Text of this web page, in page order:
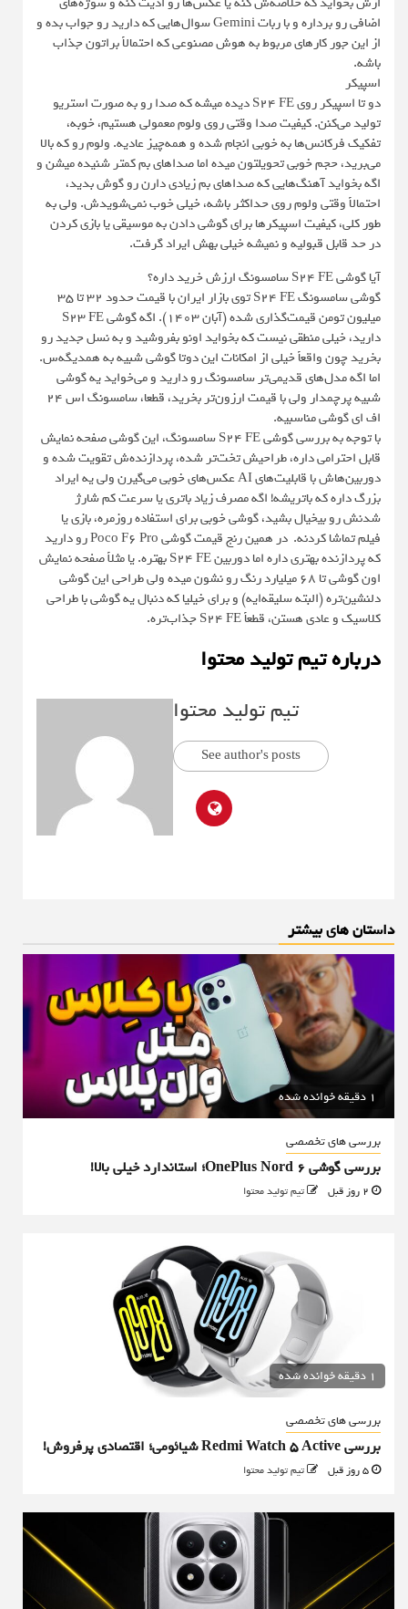
اضافی رو برداره و با ربات Gemini سوال‌هایی که دارید رو جواب بده و
از این جور کارهای مربوط به هوش مصنوعی که احتمالاً براتون جذاب
باشه.
اسپیکر
دو تا اسپیکر روی S24 FE دیده میشه که صدا رو به صورت استریو
تولید می‌کنن. کیفیت صدا وقتی روی ولوم معمولی هستیم، خوبه،
تفکیک فرکانس‌ها به خوبی انجام شده و همه‌چیز عادیه. ولوم رو که بالا
می‌برید، حجم خوبی تحویلتون میده اما صداهای بم کمتر شنیده میشن و
اگه بخواید آهنگ‌هایی که صداهای بم زیادی دارن رو گوش بدید،
احتمالاً وقتی ولوم روی حداکثر باشه، خیلی خوب نمی‌شویدش. ولی به
طور کلی، کیفیت اسپیکرها برای گوشی دادن به موسیقی یا بازی کردن
در حد قابل قبولیه و نمیشه خیلی بهش ایراد گرفت.
آیا گوشی S24 FE سامسونگ ارزش خرید داره؟
گوشی سامسونگ S24 FE توی بازار ایران با قیمت حدود 32 تا 35
میلیون تومن قیمت‌گذاری شده (آبان 1403). اگه گوشی S23 FE
دارید، خیلی منطقی نیست که بخواید اونو بفروشید و به نسل جدید رو
بخرید چون واقعاً خیلی از امکانات این دوتا گوشی شبیه به همدیگه‌س.
اما اگه مدل‌های قدیمی‌تر سامسونگ رو دارید و می‌خواید یه گوشی
شبیه پرچمدار ولی با قیمت ارزون‌تر بخرید، قطعا، سامسونگ اس 24
اف ای گوشی مناسبیه.
با توجه به بررسی گوشی S24 FE سامسونگ، این گوشی صفحه نمایش
قابل احترامی داره، طراحیش تخت‌تر شده، پردازنده‌ش تقویت شده و
دوربین‌هاش با قابلیت‌های AI عکس‌های خوبی می‌گیرن ولی یه ایراد
بزرگ داره که باتریشه! اگه مصرف زیاد باتری یا سرعت کم شارژ
شدنش رو بیخیال بشید، گوشی خوبی برای استفاده روزمره، بازی یا
فیلم تماشا کردنه. در همین رنج قیمت گوشی Poco F6 Pro رو دارید
که پردازنده بهتری داره اما دوربین S24 FE بهتره. یا مثلاً صفحه نمایش
اون گوشی تا 68 میلیارد رنگ رو نشون میده ولی طراحی این گوشی
دلنشین‌تره (البته سلیقه‌ایه) و برای خیلیا که دنبال یه گوشی با طراحی
کلاسیک و عادی هستن، قطعاً S24 FE جذاب‌تره.
درباره تیم تولید محتوا
تیم تولید محتوا
See author's posts
داستان های بیشتر
1 دقیقه خوانده شده
بررسی های تخصصی
بررسی گوشی OnePlus Nord 6؛ استاندارد خیلی بالا!
تیم تولید محتوا
1 دقیقه خوانده شده
بررسی های تخصصی
بررسی Redmi Watch 5 Active شیائومی؛ اقتصادی پرفروش!
تیم تولید محتوا